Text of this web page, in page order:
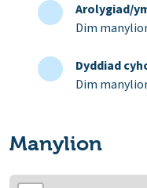
Arolygiad/
Dim
Dyddiad
Dim
Manylion